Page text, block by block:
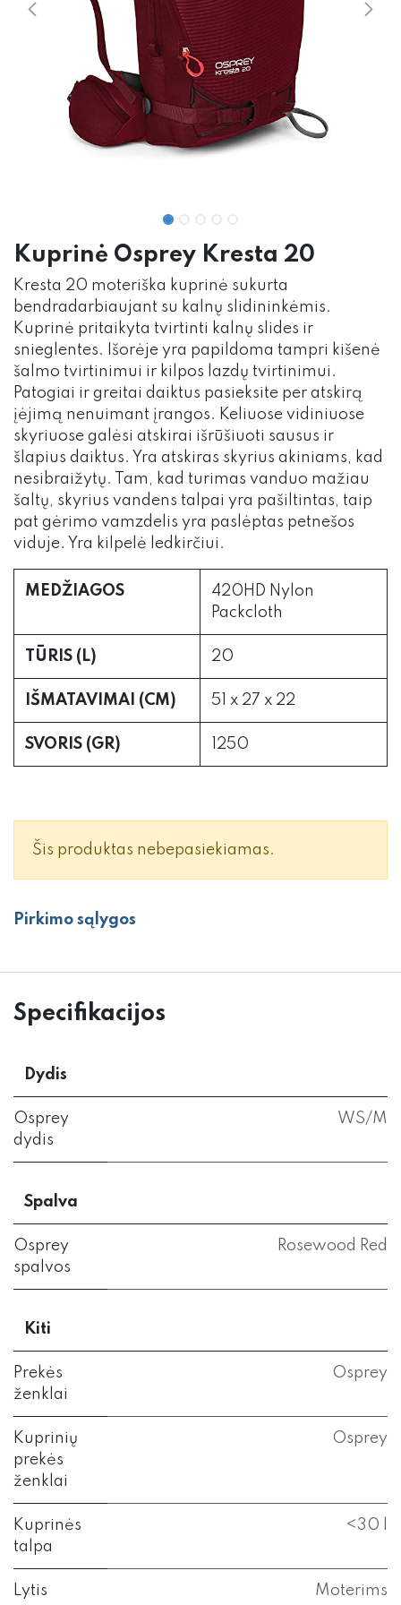
Kuprinė Osprey Kresta 20
Kresta 20 moteriška kuprinė sukurta
bendradarbiaujant su kalnų slidininkėmis.
Kuprinė pritaikyta tvirtinti kalnų slides ir
snieglentes. Išorėje yra papildoma tampri kišenė
šalmo tvirtinimui ir kilpos lazdų tvirtinimui.
Patogiai ir greitai daiktus pasieksite per atskirą
įėjimą nenuimant įrangos. Keliuose vidiniuose
skyriuose galėsi atskirai išrūšiuoti sausus ir
šlapius daiktus. Yra atskiras skyrius akiniams, kad
nesibraižytų. Tam, kad turimas vanduo mažiau
šaltų, skyrius vandens talpai yra pašiltintas, taip
pat gėrimo vamzdelis yra paslėptas petnešos
viduje. Yra kilpelė ledkirčiui.
MEDŽIAGOS
420HD Nylon
Packcloth
TŪRIS (L) 20
IŠMATAVIMAI (CM) 51 x 27 x 22
SVORIS (GR) 1250
Šis produktas nebepasiekiamas.
Pirkimo sąlygos
Specifikacijos
Dydis
Osprey
dydis
WS/M
Spalva
Osprey
spalvos
Rosewood Red
Kiti
Prekės
ženklai
Osprey
Kuprinių
prekės
ženklai
Osprey
Kuprinės
talpa
<30 l
Lytis Moterims